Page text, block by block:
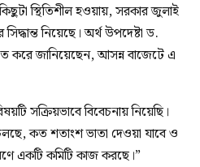
স্থিতিশীল হওয়ায়, সরকার জুলাই
নিয়েছে। অর্থ উপদেষ্টা ড.
করে জানিয়েছেন, আসন্ন বাজেটে এ
সক্রিয়ভাবে বিবেচনায় নিয়েছি।
কত শতাংশ ভাতা দেওয়া যাবে ও
একটি কমিটি কাজ করছে।”